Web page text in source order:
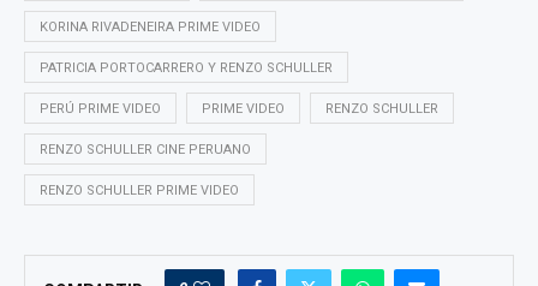
KORINA RIVADENEIRA PRIME VIDEO
PATRICIA PORTOCARRERO Y RENZO SCHULLER
PERÚ PRIME VIDEO PRIME VIDEO RENZO SCHULLER
RENZO SCHULLER CINE PERUANO
RENZO SCHULLER PRIME VIDEO